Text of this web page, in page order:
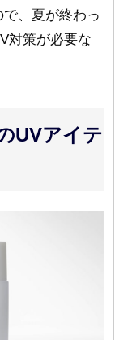
、夏が終わっ
対策が必要な
UVアイテ